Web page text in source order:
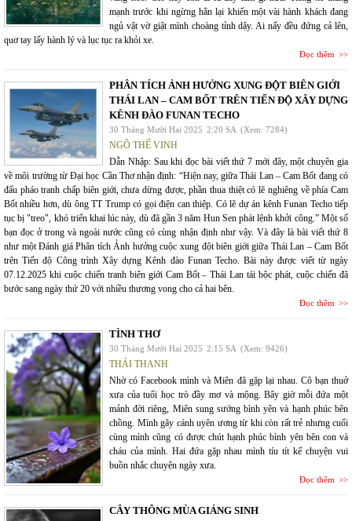
mạnh trước khi ngừng hẳn lại khiến một vài hành khách đang
ngủ vật vờ giật mình choàng tỉnh dậy. Ai nấy đều đứng cả lên,
quơ tay lấy hành lý và lục tục ra khỏi xe.
Đọc thêm
PHÂN TÍCH ẢNH HƯỞNG XUNG ĐỘT BIÊN GIỚI
THÁI LAN – CAM BỐT TRÊN TIẾN ĐỘ XÂY DỰNG
KÊNH ĐÀO FUNAN TECHO
30 Tháng Mười Hai 2025 2:20 SA (Xem: 7284)
NGÔ THẾ VINH
Dẫn Nhập: Sau khi đọc bài viết thứ 7 mới đây, một chuyên gia
về môi trường từ Đại học Cần Thơ nhận định: “Hiện nay, giữa Thái Lan – Cam Bốt đang có
đấu pháo tranh chấp biên giới, chưa dừng được, phần thua thiệt có lẽ nghiêng về phía Cam
Bốt nhiều hơn, dù ông TT Trump có gọi điện can thiệp. Có lẽ dự án kênh Funan Techo tiếp
tục bị "treo", khó triển khai lúc này, dù đã gần 3 năm Hun Sen phát lệnh khởi công.” Một số
bạn đọc ở trong và ngoài nước cũng có cùng nhận định như vậy. Và đây là bài viết thứ 8
như một Đánh giá Phân tích Ảnh hưởng cuộc xung đột biên giới giữa Thái Lan – Cam Bốt
trên Tiến độ Công trình Xây dựng Kênh đào Funan Techo. Bài này được viết từ ngày
07.12.2025 khi cuộc chiến tranh biên giới Cam Bốt – Thái Lan tái bộc phát, cuộc chiến đã
bước sang ngày thứ 20 với nhiều thương vong cho cả hai bên.
Đọc thêm
TÌNH THƠ
30 Tháng Mười Hai 2025 2:15 SA (Xem: 9426)
THÁI THANH
Nhờ có Facebook mình và Miên đã gặp lại nhau. Cô bạn thuở
xưa của tuổi học trò đầy mơ và mộng. Bây giờ mỗi đứa một
mảnh đời riêng, Miên sung sướng bình yên và hạnh phúc bên
chồng. Mình gãy cánh uyên ương từ khi còn rất trẻ nhưng cuối
cùng mình cũng có được chút hạnh phúc bình yên bên con và
cháu của mình. Hai đứa gặp nhau mình tíu tít kể chuyện vui
buồn nhắc chuyện ngày xưa.
Đọc thêm
CÂY THÔNG MÙA GIÁNG SINH